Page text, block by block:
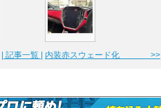
| 記事一覧 | 内装赤スウェード化 >>